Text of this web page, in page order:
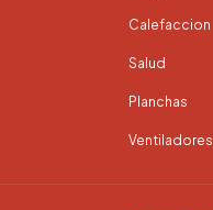
Calefaccion
Salud
Planchas
Ventiladores